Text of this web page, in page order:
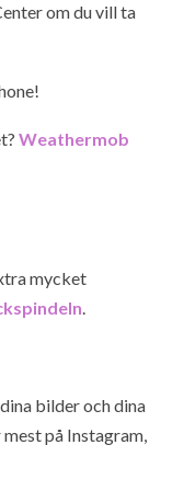
om du vill ta
Weathermob
mycket
.
bilder och dina
på Instagram,